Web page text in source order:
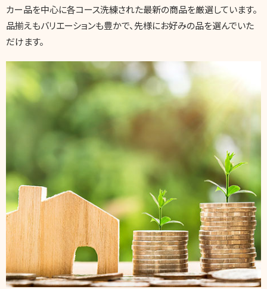
カー品を中心に各コース洗練された最新の商品を厳選しています。
品揃えもバリエーションも豊かで、先様にお好みの品を選んでいた
だけます。